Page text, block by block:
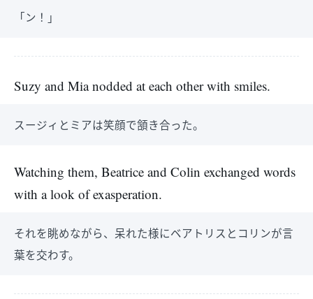
「ン！」
Suzy and Mia nodded at each other with smiles.
スージィとミアは笑顔で頷き合った。
Watching them, Beatrice and Colin exchanged words
with a look of exasperation.
それを眺めながら、呆れた様にベアトリスとコリンが言
葉を交わす。